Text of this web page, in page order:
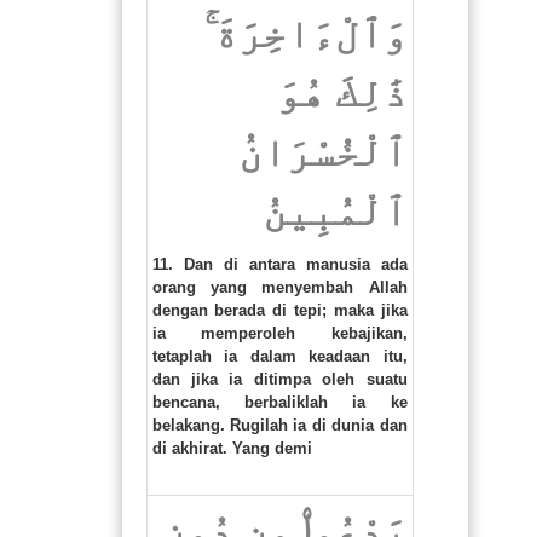
وَٱلْءَاخِرَةَ ۚ
ذَٰلِكَ هُوَ
ٱلْخُسْرَانُ
ٱلْمُبِينُ
11. Dan di antara manusia ada
orang yang menyembah Allah
dengan berada di tepi; maka jika
ia memperoleh kebajikan,
tetaplah ia dalam keadaan itu,
dan jika ia ditimpa oleh suatu
bencana, berbaliklah ia ke
belakang. Rugilah ia di dunia dan
di akhirat. Yang demi